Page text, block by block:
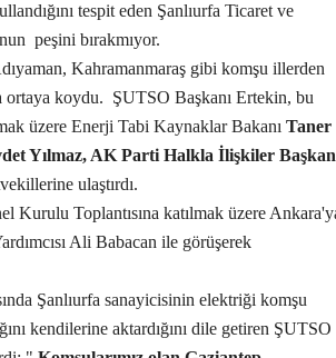
tespit eden Şanlıurfa Ticaret ve
peşini bırakmıyor.
Kahramanmaraş gibi komşu illerden
ortaya koydu. ŞUTSO Başkanı Ertekin, bu
üzere Enerji Tabi Kaynaklar Bakanı Taner
Yılmaz, AK Parti Halkla İlişkiler Başkan
ulaştırdı.
Toplantısına katılmak üzere
Ali Babacan ile görüşerek
Şanlıurfa sanayicisinin elektriği komşu
kendilerine aktardığını dile getiren ŞUTSO